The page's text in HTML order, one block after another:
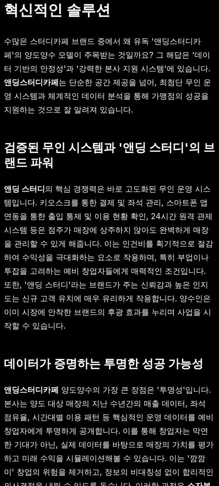
혁신적인 솔루션
수많은 스터디카페 브랜드 중에서 왜 유독 '앤딩스터디카
페'의 양도양수 모델이 주목받는 것일까요? 그 해답은 '데이
터 기반의 안정성'과 '강력한 본사 지원 시스템'에 있습니다.
앤딩스터디카페는 단순한 공간 제공을 넘어, 최첨단 무인 운
영 시스템과 체계적인 데이터 분석을 통해 가맹점의 성공을
지원하는 것으로 잘 알려져 있습니다.
검증된 무인 시스템과 '앤딩 스터디'의 브
랜드 파워
앤딩 스터디의 핵심 경쟁력은 바로 고도화된 무인 운영 시스
템입니다. 키오스크를 통한 결제 및 좌석 관리, 스마트폰 앱
연동을 통한 출입 통제 및 이용 현황 확인, 24시간 원격 관제
시스템 등은 점주가 매장에 상주하지 않아도 완벽하게 매장
을 관리할 수 있게 해줍니다. 이는 인건비를 획기적으로 절감
하여 수익성을 극대화하는 요소로 작용하며, 특히 부업이나
투잡을 고려하는 예비 창업자들에게 매력적인 조건입니다.
또한, '앤딩 스터디'라는 브랜드가 주는 신뢰감과 높은 인지
도는 신규 고객 유치에 매우 유리하게 작용합니다. 양수인은
이미 시장에 안착한 브랜드의 후광 효과를 누리며 사업을 시
작할 수 있습니다.
데이터가 증명하는 투명한 성공 가능성
앤딩스터디카페 양도양수의 가장 큰 장점은 '투명성'입니다.
본사는 양도 대상 매장의 지난 수년간의 매출 데이터, 좌석
점유율, 시간대별 이용 패턴 등 핵심적인 운영 데이터를 예비
창업자에게 투명하게 공개합니다. 이를 통해 창업자는 막연
한 기대가 아닌, 실제 데이터를 바탕으로 매장의 가치를 평가
하고 미래 수익을 시뮬레이션해볼 수 있습니다. 이는 '깜깜
이' 창업의 위험을 제거하고, 정보의 비대칭성 없이 합리적인